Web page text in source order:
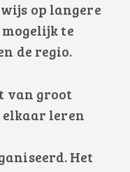
op langere
te
de regio.
van groot
elkaar leren
Het